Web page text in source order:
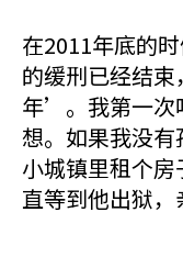
在2011年底的
的缓刑已经结
年’。我第一次
想。如果我没
小城镇里租个
直等到他出狱